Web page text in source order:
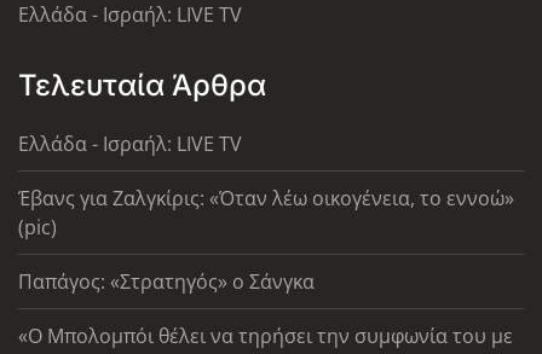
Ελλάδα - Ισραήλ: LIVE TV
Τελευταία Άρθρα
Ελλάδα - Ισραήλ: LIVE TV
Έβανς για Ζαλγκίρις: «Όταν λέω οικογένεια, το εννοώ»
(pic)
Παπάγος: «Στρατηγός» ο Σάνγκα
«Ο Μπολομπόι θέλει να τηρήσει την συμφωνία του με